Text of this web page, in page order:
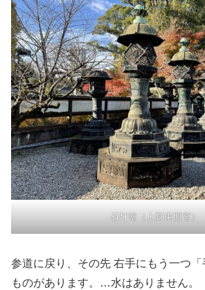
石灯篭（上野東照宮）
参道に戻り、その先 右手にもう一つ「
ものがあります。…水はありません。